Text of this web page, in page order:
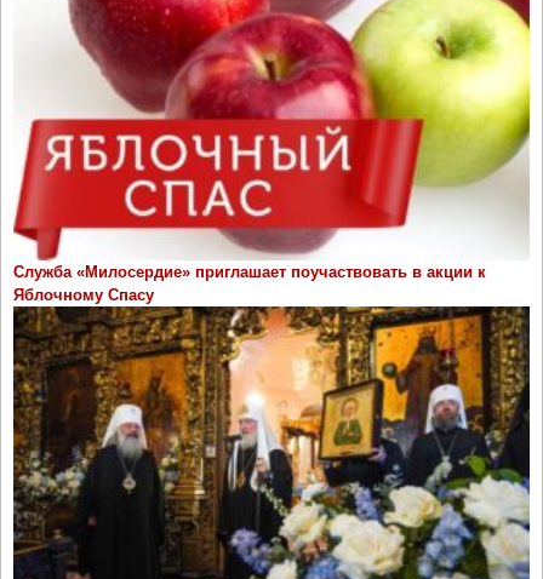
Служба «Милосердие» приглашает поучаствовать в акции к
Яблочному Спасу